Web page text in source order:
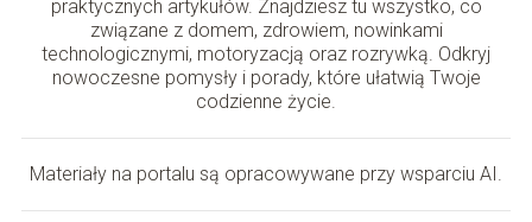
praktycznych artykułów. Znajdziesz tu wszystko, co
związane z domem, zdrowiem, nowinkami
technologicznymi, motoryzacją oraz rozrywką. Odkryj
nowoczesne pomysły i porady, które ułatwią Twoje
codzienne życie.
Materiały na portalu są opracowywane przy wsparciu AI.